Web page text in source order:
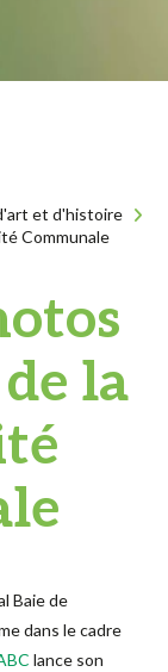
et d'histoire
Communale
la
Baie de
dans le cadre
lance son